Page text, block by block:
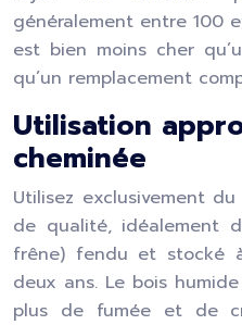
généralement entre 100
est bien moins cher
qu’un remplacement
Utilisation
cheminée
Utilisez exclusivement
de qualité, idéalement
frêne) fendu et stocké
deux ans. Le bois
plus de fumée et de